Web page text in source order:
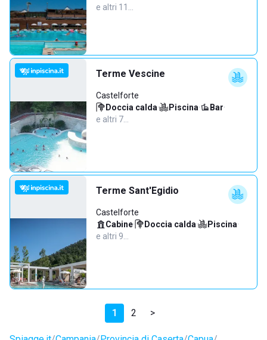
e altri 11…
Terme Vescine
Castelforte
Doccia calda· Piscina· Bar·
e altri 7…
Terme Sant'Egidio
Castelforte
Cabine· Doccia calda· Piscina·
e altri 9…
1 2 >